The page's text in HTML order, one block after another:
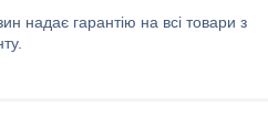
надає гарантію на всі товари з